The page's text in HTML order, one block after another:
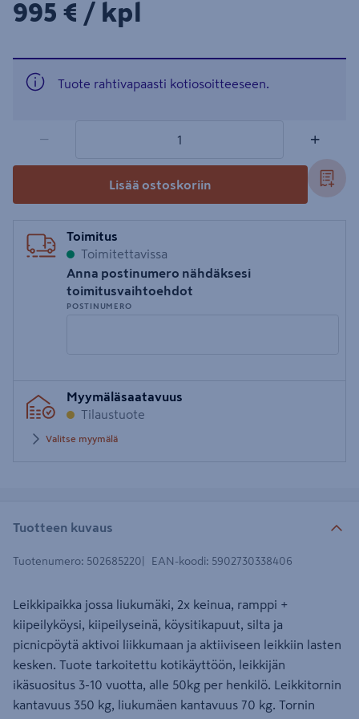
995€/kpl
995 € / kpl
Tuote rahtivapaasti kotiosoitteeseen.
− +
Lisää ostoskoriin
Toimitus
Toimitettavissa
Anna postinumero nähdäksesi
toimitusvaihtoehdot
POSTINUMERO
postinumero
Myymäläsaatavuus
Tilaustuote
Valitse myymälä
Tuotteen kuvaus
Tuotenumero: 502685220 EAN-koodi: 5902730338406
Leikkipaikka jossa liukumäki, 2x keinua, ramppi +
kiipeilyköysi, kiipeilyseinä, köysitikapuut, silta ja
picnicpöytä aktivoi liikkumaan ja aktiiviseen leikkiin lasten
kesken. Tuote tarkoitettu kotikäyttöön, leikkijän
ikäsuositus 3-10 vuotta, alle 50kg per henkilö. Leikkitornin
kantavuus 350 kg, liukumäen kantavuus 70 kg. Tornin